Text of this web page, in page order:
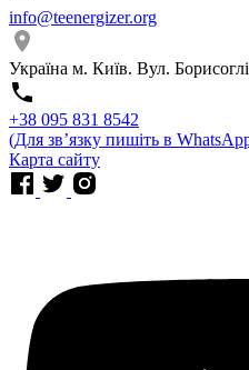
info@teenergizer.org
Україна м. Київ. Вул.
⁨+38 095 831 8542⁩
(Для звʼязку пишіть в
Карта сайту